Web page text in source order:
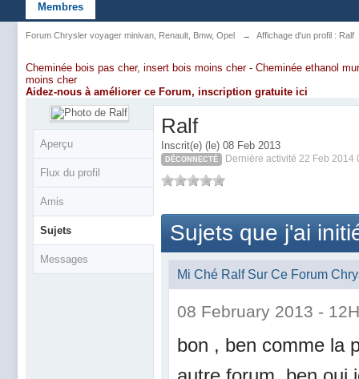
Membres
Forum Chrysler voyager minivan, Renault, Bmw, Opel → Affichage d'un profil : Ralf
Cheminée bois pas cher, insert bois moins cher - Cheminée ethanol
moins cher
Aidez-nous à améliorer ce Forum, inscription gratuite ici
Aperçu
Flux du profil
Amis
Sujets
Messages
Ralf
Inscrit(e) (le) 08 Feb 2013
DÉCONNECTÉ Dernière activité 22 Feb 2014
Sujets que j'ai
Mi Ché Ralf Sur Ce Forum
08 February 2013 -
bon , ben comme la